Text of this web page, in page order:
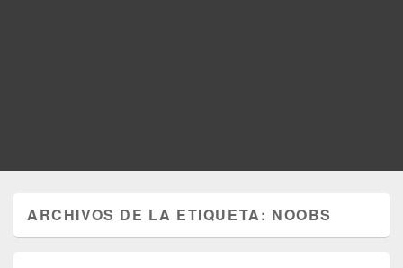
ARCHIVOS DE LA ETIQUETA: NOOBS